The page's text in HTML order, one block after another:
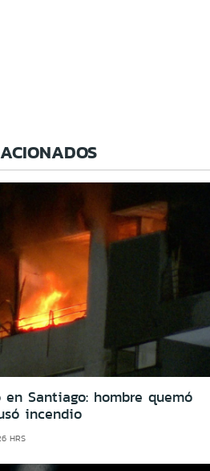
Santiago: hombre quemó
incendio
HRS